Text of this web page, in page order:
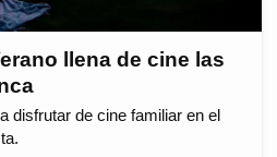
llena de cine las
disfrutar de cine familiar en el